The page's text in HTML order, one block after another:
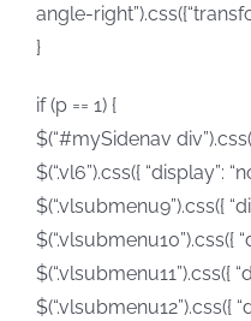
angle-
}
if (p == 1) {
$(“#mySidenav
$(“.vl6”).css({ “display”:
$(“.vlsubmenu9”).css({
$(“.vlsubmenu10”).css({
$(“.vlsubmenu11”).css({
$(“.vlsubmenu12”).css({